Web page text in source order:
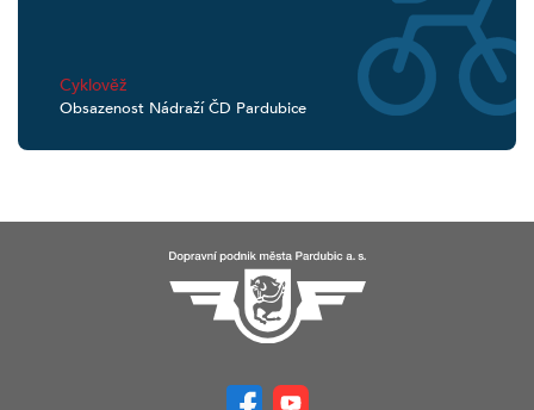
Cyklověž
Obsazenost Nádraží ČD Pardubice